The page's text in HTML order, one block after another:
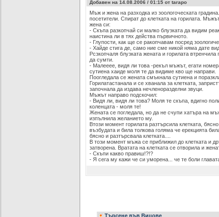
Добавен на 14.08.2006 / 01:15 от tarapo
Мъж и жена на разходка из зоологоческата
посетители. Спират до клетката на горилата.
жена си:
- Скъпа разкопчай си малко блузката да видим
наистина ли в тях действа първичното.
- Глупости, как ще се ракопчавам посред
- Хайде стига де, само ние сме никой няма дате
Рсзкопчаля блузката жената и горилата
да сумти.
- Малееее, видя ли това -рекъл мъжът, егати
сутиена хаиде моля те да видиме кво ще направи.
Поогледала се жената смъкнала сутиена и
Горилатастанала и се хванала за клетката,
започнала да издава нечленоразделни звуци.
Мъжът направо подскочил:
- Видя ли, видя ли това? Моля те скъпа, вдигно
коленцата - моля те!
Жената се погледала, но да не счупи хатъра на
изпълнила желанието му.
Втози момент горилата разтърсила клетката,
възбудата и била толкова голяма че ерекцията
бясно и разтърсвала клетката....
В този момент мъжа се приближил до клетката и
затворена. Вратата на клетката се отворила и
- Скъпи какво правиш!?!?
- Я сега му кажи че си уморена... че те боли
Търсене във Вицове